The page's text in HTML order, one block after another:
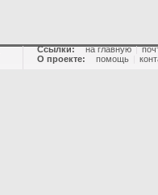
Ссылки: на главную |
О проекте:
помощь